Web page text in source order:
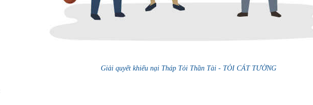
Giải quyết khiếu nại Tháp Tỏi Thần Tài - TỎI CÁT TƯỜNG